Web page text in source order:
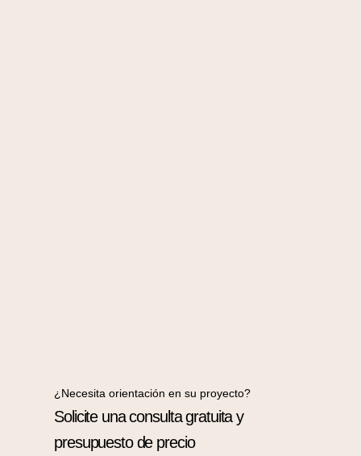
¿Necesita orientación en su proyecto?
Solicite una consulta gratuita y
presupuesto de precio